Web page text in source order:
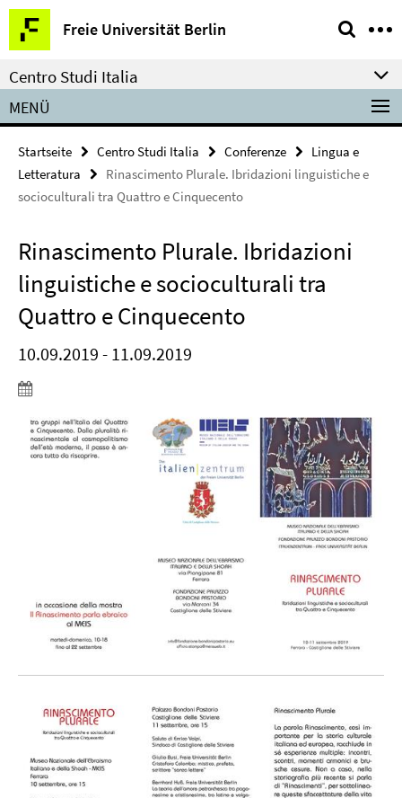
Springe
direkt
zu
Inhalt
Freie Universität Berlin
Service-
Navigation
Centro Studi Italia
MENÜ
Startseite Centro Studi Italia Conferenze
Lingua e
Letteratura
Rinascimento Plurale. Ibridazioni linguistiche e
socioculturali tra Quattro e Cinquecento
Rinascimento Plurale. Ibridazioni
linguistiche e socioculturali tra
Quattro e Cinquecento
10.09.2019 - 11.09.2019